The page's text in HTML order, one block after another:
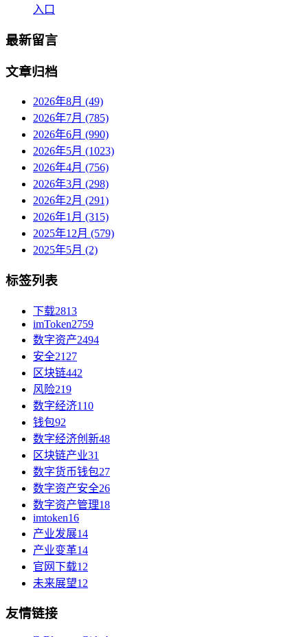
入口
最新留言
文章归档
2026年8月 (49)
2026年7月 (785)
2026年6月 (990)
2026年5月 (1023)
2026年4月 (756)
2026年3月 (298)
2026年2月 (291)
2026年1月 (315)
2025年12月 (579)
2025年5月 (2)
标签列表
下载2813
imToken2759
数字资产2494
安全2127
区块链442
风险219
数字经济110
钱包92
数字经济创新48
区块链产业31
数字货币钱包27
数字资产安全26
数字资产管理18
imtoken16
产业发展14
产业变革14
官网下载12
未来展望12
友情链接